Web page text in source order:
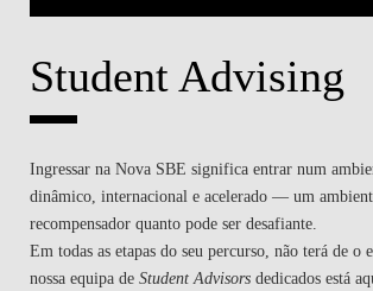
Student Advising
Ingressar na Nova SBE significa entrar num
dinâmico, internacional e acelerado — um
recompensador quanto pode ser desafiante.
Em todas as etapas do seu percurso, não terá de o
nossa equipa de Student Advisorsdedicados está